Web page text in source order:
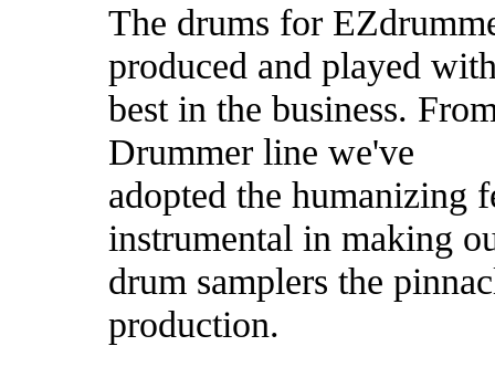
The drums for
produced and played
best in the business.
Drummer line we've
adopted the humanizing
instrumental in making
drum samplers the
production.